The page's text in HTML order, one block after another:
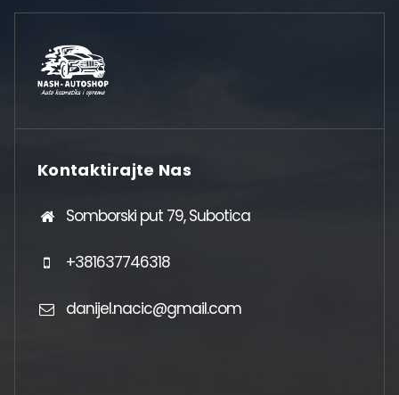
Kontaktirajte Nas
Somborski put 79, Subotica
+381637746318
danijel.nacic@gmail.com